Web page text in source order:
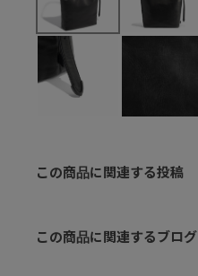
この商品に関連する投稿
この商品に関連するブログ